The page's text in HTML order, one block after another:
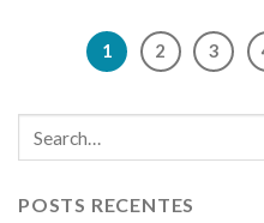
POSTS RECENTES
1 2 3